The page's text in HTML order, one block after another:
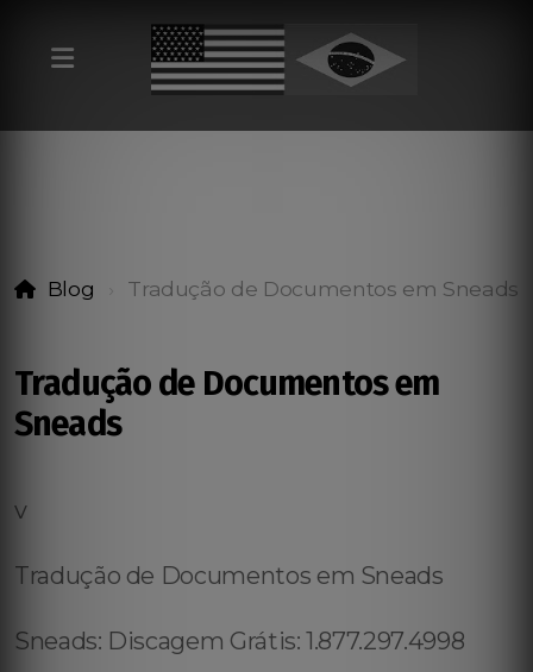
Blog Tradução de Documentos em Sneads
Tradução de Documentos em
Sneads
v
Tradução de Documentos em Sneads
Sneads: Discagem Grátis: 1.877.297.4998